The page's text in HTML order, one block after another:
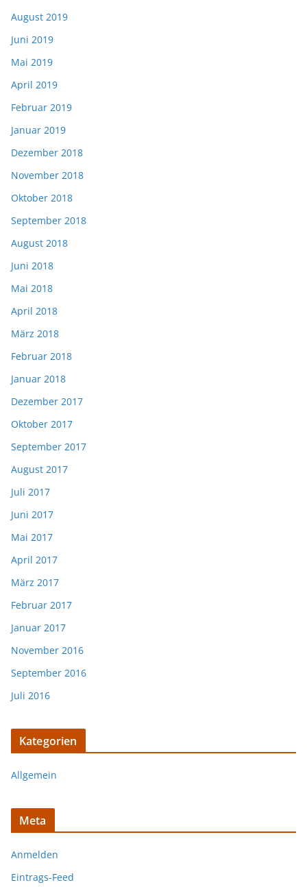
August 2019
Juni 2019
Mai 2019
April 2019
Februar 2019
Januar 2019
Dezember 2018
November 2018
Oktober 2018
September 2018
August 2018
Juni 2018
Mai 2018
April 2018
März 2018
Februar 2018
Januar 2018
Dezember 2017
Oktober 2017
September 2017
August 2017
Juli 2017
Juni 2017
Mai 2017
April 2017
März 2017
Februar 2017
Januar 2017
November 2016
September 2016
Juli 2016
Kategorien
Allgemein
Meta
Anmelden
Eintrags-Feed